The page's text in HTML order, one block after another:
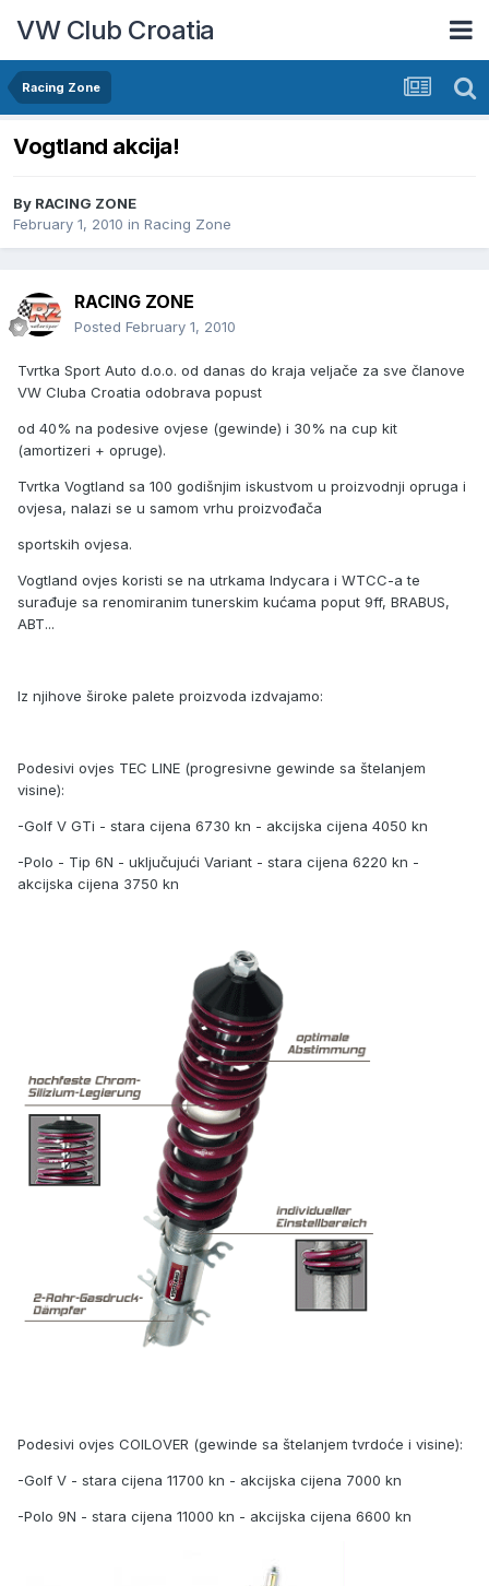
VW Club Croatia
Racing Zone
Vogtland akcija!
By RACING ZONE
February 1, 2010 in Racing Zone
RACING ZONE
Posted February 1, 2010
Tvrtka Sport Auto d.o.o. od danas do kraja veljače za sve članove
VW Cluba Croatia odobrava popust
od 40% na podesive ovjese (gewinde) i 30% na cup kit
(amortizeri + opruge).
Tvrtka Vogtland sa 100 godišnjim iskustvom u proizvodnji opruga i
ovjesa, nalazi se u samom vrhu proizvođača
sportskih ovjesa.
Vogtland ovjes koristi se na utrkama Indycara i WTCC-a te
surađuje sa renomiranim tunerskim kućama poput 9ff, BRABUS,
ABT...
Iz njihove široke palete proizvoda izdvajamo:
Podesivi ovjes TEC LINE (progresivne gewinde sa štelanjem
visine):
-Golf V GTi - stara cijena 6730 kn - akcijska cijena 4050 kn
-Polo - Tip 6N - uključujući Variant - stara cijena 6220 kn -
akcijska cijena 3750 kn
Podesivi ovjes COILOVER (gewinde sa štelanjem tvrdoće i visine):
-Golf V - stara cijena 11700 kn - akcijska cijena 7000 kn
-Polo 9N - stara cijena 11000 kn - akcijska cijena 6600 kn